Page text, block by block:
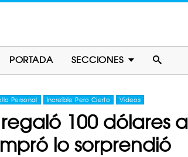
PORTADA SECCIONES
Personal Increíble Pero Cierto Videos
100 dólares
lo sorprendió